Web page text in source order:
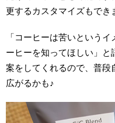
更するカスタマイズもでき
「コーヒーは苦いという
ーヒーを知ってほしい」と
案をしてくれるので、普
広がるかも♪